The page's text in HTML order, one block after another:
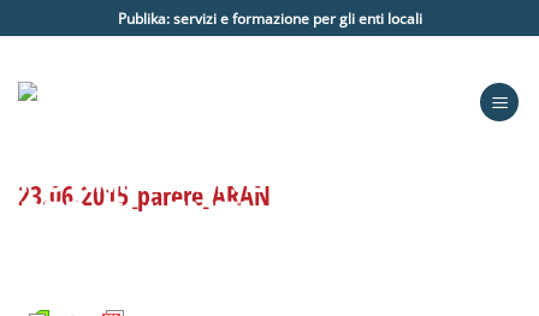
ai
Publika: servizi e formazione per gli enti locali
23.06.2015_parere_ARAN